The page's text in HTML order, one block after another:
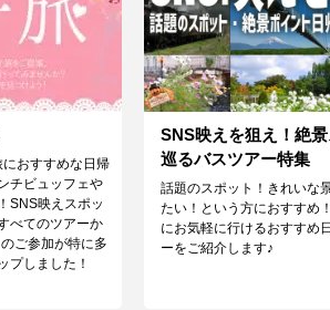
におすすめな日帰
チビュッフェや
SNS映えスポッ
べてのツアーか
ご参加が特に多
プしました！
SNS映えを狙え！絶
巡るバスツアー特集
話題のスポット！きれいな
たい！という方におすすめ
にお気軽に行けるおすすめ
ーをご紹介します♪